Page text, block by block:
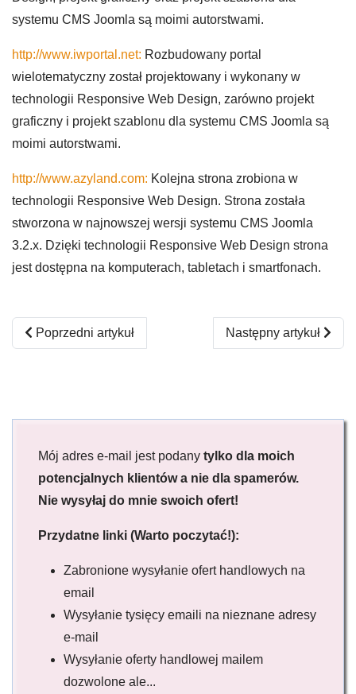
systemu CMS Joomla są moimi autorstwami.
http://www.iwportal.net: Rozbudowany portal
wielotematyczny został projektowany i wykonany w
technologii Responsive Web Design, zarówno projekt
graficzny i projekt szablonu dla systemu CMS Joomla są
moimi autorstwami.
http://www.azyland.com: Kolejna strona zrobiona w
technologii Responsive Web Design. Strona została
stworzona w najnowszej wersji systemu CMS Joomla
3.2.x. Dzięki technologii Responsive Web Design strona
jest dostępna na komputerach, tabletach i smartfonach.
Poprzedni artykuł: Dlaczego warto dokonać optymalizację
Poprzedni artykuł Następny artykuł:
Następny artykuł
Mój adres e-mail jest podany tylko dla moich
potencjalnych klientów a nie dla spamerów.
Nie wysyłaj do mnie swoich ofert!
Przydatne linki (Warto poczytać!):
Zabronione wysyłanie ofert handlowych na
email
Wysyłanie tysięcy emaili na nieznane adresy
e-mail
Wysyłanie oferty handlowej mailem
dozwolone ale...